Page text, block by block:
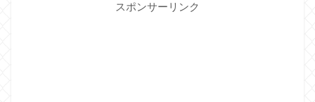
スポンサーリンク